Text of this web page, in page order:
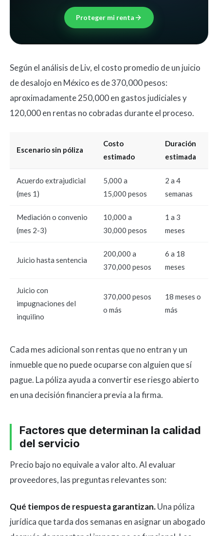
Proteger mi renta
Según el análisis de Liv, el costo promedio de un juicio
de desalojo en México es de 370,000 pesos:
aproximadamente 250,000 en gastos judiciales y
120,000 en rentas no cobradas durante el proceso.
Escenario sin póliza
Costo
estimado
Duración
estimada
Acuerdo extrajudicial
(mes 1)
5,000 a
15,000 pesos
2 a 4
semanas
Mediación o convenio
(mes 2-3)
10,000 a
30,000 pesos
1 a 3
meses
Juicio hasta sentencia
200,000 a
370,000 pesos
6 a 18
meses
Juicio con
impugnaciones del
inquilino
370,000 pesos
o más
18 meses o
más
Cada mes adicional son rentas que no entran y un
inmueble que no puede ocuparse con alguien que sí
pague. La póliza ayuda a convertir ese riesgo abierto
en una decisión financiera previa a la firma.
Factores que determinan la calidad
del servicio
Precio bajo no equivale a valor alto. Al evaluar
proveedores, las preguntas relevantes son:
Qué tiempos de respuesta garantizan.Una póliza
jurídica que tarda dos semanas en asignar un abogado